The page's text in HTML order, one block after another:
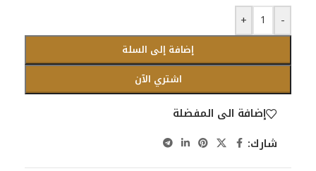
-
+
إضافة إلى السلة
اشتري الآن
إضافة الى المفضلة
شارك: